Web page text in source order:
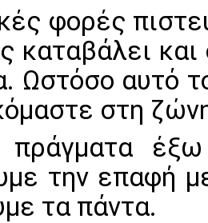
φορές
καταβάλει
Ωστόσο αυτό
στη
πράγματα
την επαφή
τα πάντα.